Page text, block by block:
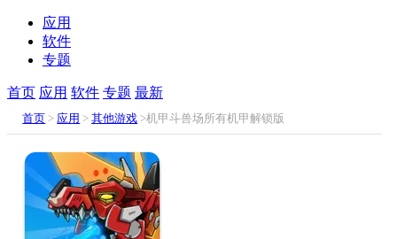
应用
软件
专题
首页 应用 软件 专题 最新
首页 > 应用 >其他游戏 >机甲斗兽场所有机甲解锁版